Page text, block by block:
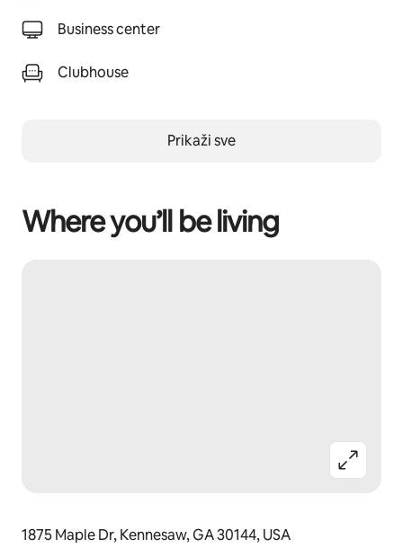
Business center
Clubhouse
Prikaži sve
Where you’ll be living
1875 Maple Dr, Kennesaw, GA 30144, USA